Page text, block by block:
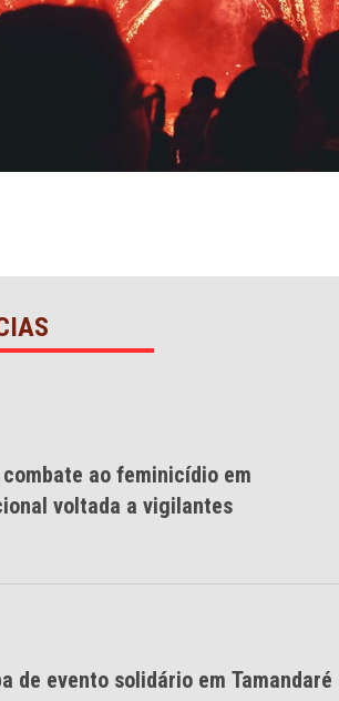
ao feminicídio em
voltada a vigilantes
de evento solidário em Tamandaré